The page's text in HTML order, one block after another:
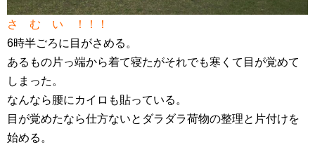
さ む い ！！！
6時半ごろに目がさめる。
あるもの片っ端から着て寝たがそれでも寒くて目が覚めて
しまった 。
なんなら腰にカイロも貼っている。
目が覚めたなら仕方ないとダラダラ荷物の整理と片付けを
始める。